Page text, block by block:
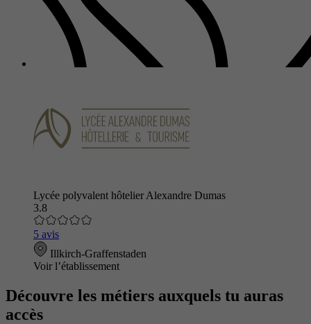
Lycée polyvalent hôtelier Alexandre Dumas
3.8
5 avis
Illkirch-Graffenstaden
Voir l’établissement
Découvre les métiers auxquels tu auras
accès